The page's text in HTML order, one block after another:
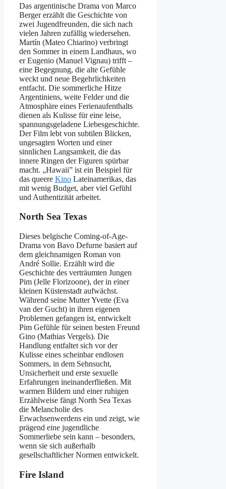
Das argentinische Drama von Marco
Berger erzählt die Geschichte von
zwei Jugendfreunden, die sich nach
vielen Jahren zufällig wiedersehen.
Martín (Mateo Chiarino) verbringt
den Sommer in einem Landhaus, wo
er Eugenio (Manuel Vignau) trifft –
eine Begegnung, die alte Gefühle
weckt und neue Begehrlichkeiten
entfacht. Die sommerliche Hitze
Argentiniens, weite Felder und die
Atmosphäre eines Ferienaufenthalts
dienen als Kulisse für eine leise,
spannungsgeladene Liebesgeschichte.
Der Film lebt von subtilen Blicken,
ungesagten Worten und einer
sinnlichen Langsamkeit, die das
innere Ringen der Figuren spürbar
macht. „Hawaii” ist ein Beispiel für
das queere Kino Lateinamerikas, das
mit wenig Budget, aber viel Gefühl
und Authentizität arbeitet.
North Sea Texas
Dieses belgische Coming-of-Age-
Drama von Bavo Defurne basiert auf
dem gleichnamigen Roman von
André Sollie. Erzählt wird die
Geschichte des verträumten Jungen
Pim (Jelle Florizoone), der in einer
kleinen Küstenstadt aufwächst.
Während seine Mutter Yvette (Eva
van der Gucht) in ihren eigenen
Problemen gefangen ist, entwickelt
Pim Gefühle für seinen besten Freund
Gino (Mathias Vergels). Die
Handlung entfaltet sich vor der
Kulisse eines scheinbar endlosen
Sommers, in dem Sehnsucht,
Unsicherheit und erste sexuelle
Erfahrungen ineinanderfließen. Mit
warmen Bildern und einer ruhigen
Erzählweise fängt North Sea Texas
die Melancholie des
Erwachsenwerdens ein und zeigt, wie
prägend eine jugendliche
Sommerliebe sein kann – besonders,
wenn sie sich außerhalb
gesellschaftlicher Normen entwickelt.
Fire Island